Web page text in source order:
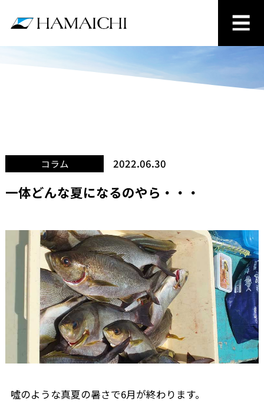
コラム 2022.06.30
一体どんな夏になるのやら・・・
噓のような真夏の暑さで6月が終わります。